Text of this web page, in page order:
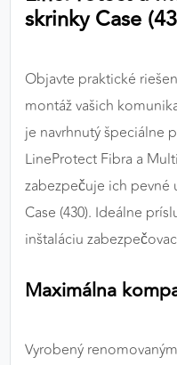
skrinky Case
Objavte praktické
montáž vašich
je navrhnutý špeciálne
LineProtect Fibra a
zabezpečuje ich pevné
Case (430). Ideálne
inštaláciu
Maximálna
Vyrobený
výkon a funkčnosť
Marketingové
správania
stránkami.
našom webe aj v
Poskytovateľ: